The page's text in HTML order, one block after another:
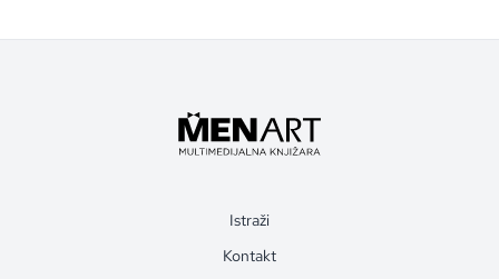
Istraži
Kontakt